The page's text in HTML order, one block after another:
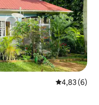
4,83 de uma
4,83 (6)